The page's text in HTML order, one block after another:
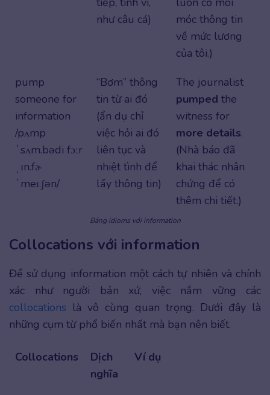
như câu cá)
móc thông tin
về mức lương
của tôi.)
pump
someone for
information
/pʌmp
ˈsʌm.bədi fɔːr
ˌɪn.fɚ
ˈmeɪ.ʃən/
“Bơm” thông
tin từ ai đó
(ẩn dụ chỉ
việc hỏi ai đó
liên tục và
nhiệt tình để
lấy thông tin)
The journalist
pumped the
witness for
more details.
(Nhà báo đã
khai thác nhân
chứng để có
thêm chi tiết.)
Bảng idioms với information
Collocations với information
Để sử dụng information một cách tự nhiên và chính
xác như người bản xứ, việc nắm vững các
collocations là vô cùng quan trọng. Dưới đây là
những cụm từ phổ biến nhất mà bạn nên biết.
Collocations
Dịch
nghĩa
Ví dụ